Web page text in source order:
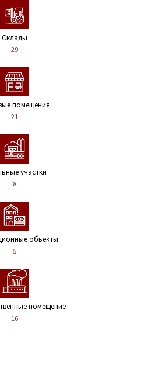
Склады
29
помещения
21
участки
8
обьекты
5
помещение
16